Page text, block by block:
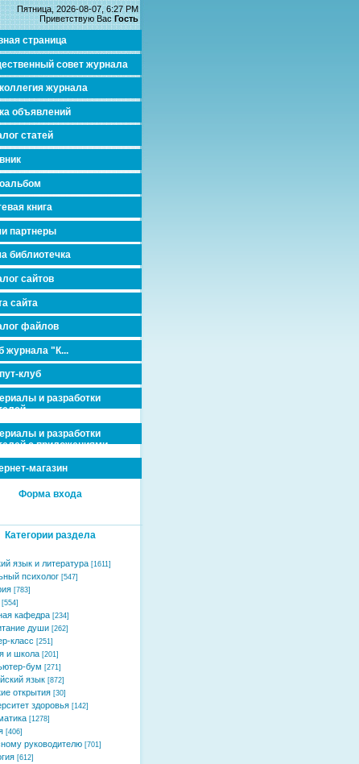
Пятница, 2026-08-07, 6:27 PM
Приветствую Вас Гость
страница
совет журнала
журнала
объявлений
статей
книга
партнеры
библиотечка
сайтов
сайта
файлов
журнала "К...
клуб
и разработки
и разработки
с приложениями
магазин
Форма входа
Категории раздела
язык и литература [1611]
психолог [547]
[783]
[554]
кафедра [234]
души [262]
класс [251]
и школа [201]
бум [271]
язык [872]
открытия [30]
здоровья [142]
[1278]
[406]
руководителю [701]
[612]